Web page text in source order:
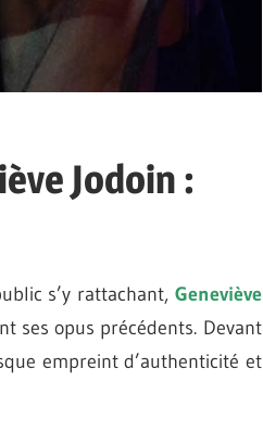
Jodoin :
s’y rattachant, Geneviève
ses opus précédents. Devant
empreint d’authenticité et